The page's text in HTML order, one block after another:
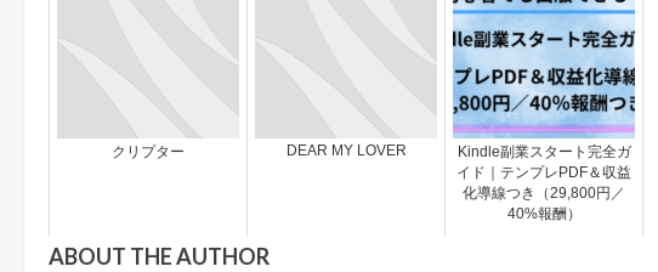
クリプター DEAR MY LOVER
Kindle副業スタート完全ガ
イド｜テンプレPDF＆収益
化導線つき（29,800円／
40%報酬）
ABOUT THE AUTHOR